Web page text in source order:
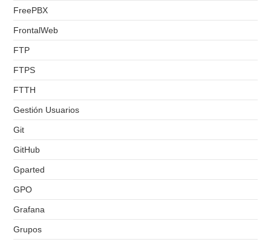
FreePBX
FrontalWeb
FTP
FTPS
FTTH
Gestión Usuarios
Git
GitHub
Gparted
GPO
Grafana
Grupos